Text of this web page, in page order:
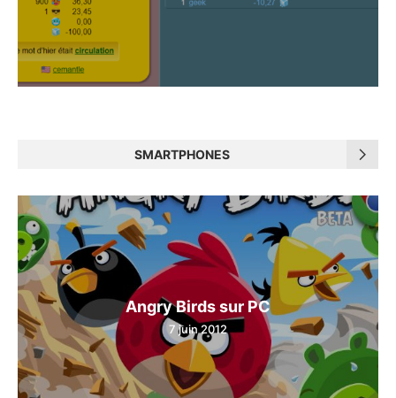
SMARTPHONES
Angry Birds sur PC
7 juin 2012